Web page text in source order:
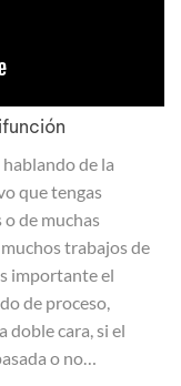
de la
que tengas
de muchas
trabajos de
importante el
de proceso,
doble cara, si el
o no…